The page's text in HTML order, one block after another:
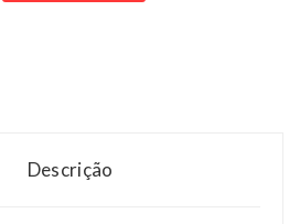
Descrição